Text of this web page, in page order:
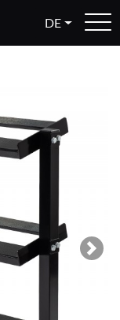
DE
Next